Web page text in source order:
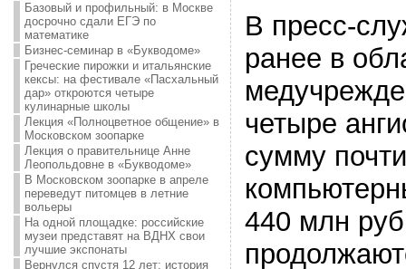
Базовый и профильный: в Москве
досрочно сдали ЕГЭ по
математике
Бизнес-семинар в «Букводоме»
Греческие пирожки и итальянские
кексы: на фестивале «Пасхальный
дар» откроются четыре
кулинарные школы
Лекция «Полноцветное общение» в
Московском зоопарке
Лекция о правительнице Анне
Леопольдовне в «Букводоме»
В Московском зоопарке в апреле
переведут питомцев в летние
вольеры
На одной площадке: российские
музеи представят на ВДНХ свои
лучшие экспонаты
Вернулся спустя 12 лет: история
В пресс-
ранее в
четыре
сумму
440 млн